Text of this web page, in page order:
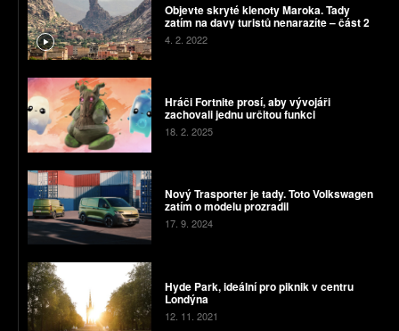
Objevte skryté klenoty Maroka. Tady
zatím na davy turistů nenarazíte – část 2
4. 2. 2022
Hráči Fortnite prosí, aby vývojáři
zachovali jednu určitou funkci
18. 2. 2025
Nový Trasporter je tady. Toto Volkswagen
zatím o modelu prozradil
17. 9. 2024
Hyde Park, ideální pro piknik v centru
Londýna
12. 11. 2021